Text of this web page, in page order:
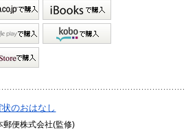
状のおはなし
郵便株式会社(監修)